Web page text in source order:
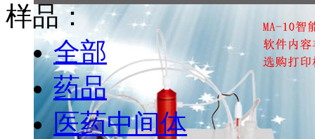
样品：
全部
药品
医药中间体